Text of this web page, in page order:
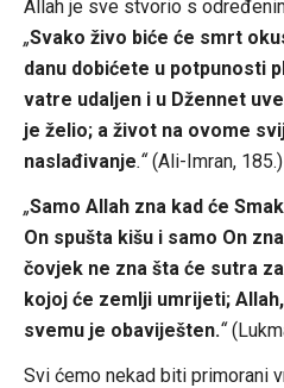
Allah je sve stvorio s
„Svako živo biće će smrt
danu dobićete u potpunosti
vatre udaljen i u Džennet
je želio; a život na ovome
naslađivanje.“(Ali-Imran, 185.)
„Samo Allah zna kad će
On spušta kišu i samo On
čovjek ne zna šta će sutra
kojoj će zemlji umrijeti;
svemu je obaviješten.“
Svi ćemo nekad biti primorani